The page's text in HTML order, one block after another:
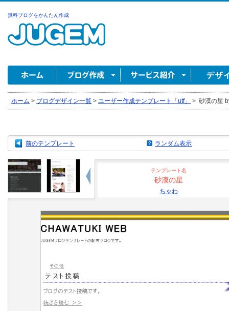
無料ブログをかんたん作成
ホーム > ブログデザイン一覧 > ユーザー作成テンプレート「utf」 > 砂漠の星
前のテンプレート ランダム表示
テンプレート名
砂漠の星
ちゃわ